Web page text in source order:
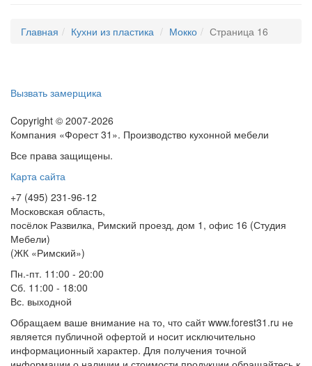
Главная Кухни из пластика Мокко Страница 16
Вызвать замерщика
Copyright © 2007-2026
Компания «Форест 31». Производство кухонной мебели
Все права защищены.
Карта сайта
+7 (495) 231-96-12
Московская область,
посёлок Развилка, Римский проезд, дом 1, офис 16 (Студия
Мебели)
(ЖК «Римский»)
Пн.-пт. 11:00 - 20:00
Сб. 11:00 - 18:00
Вс. выходной
Обращаем ваше внимание на то, что сайт www.forest31.ru не
является публичной офертой и носит исключительно
информационный характер. Для получения точной